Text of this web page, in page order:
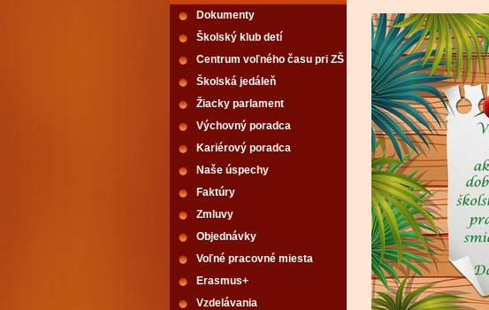
Dokumenty
Školský klub detí
Centrum voľného času pri ZŠ
Školská jedáleň
Žiacky parlament
Výchovný poradca
Kariérový poradca
Naše úspechy
Faktúry
Zmluvy
Objednávky
Voľné pracovné miesta
Erasmus+
Vzdelávania